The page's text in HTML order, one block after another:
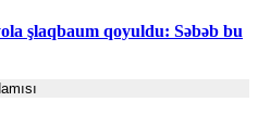
şlaqbaum qoyuldu: Səbəb bu